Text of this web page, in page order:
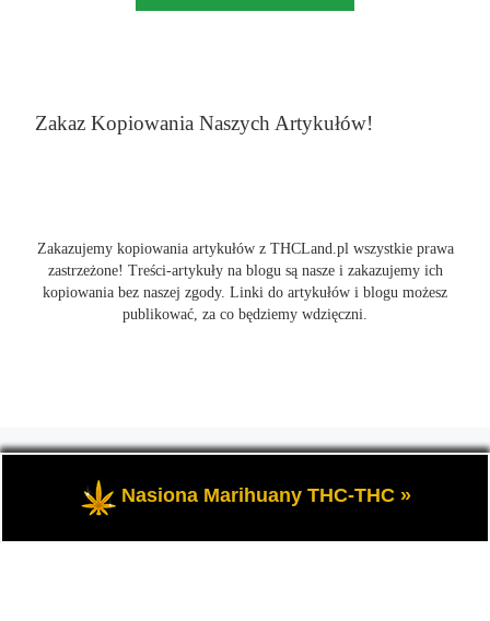
Zakaz Kopiowania Naszych Artykułów!
Zakazujemy kopiowania artykułów z THCLand.pl wszystkie prawa
zastrzeżone! Treści-artykuły na blogu są nasze i zakazujemy ich
kopiowania bez naszej zgody. Linki do artykułów i blogu możesz
publikować, za co będziemy wdzięczni.
informacje na temat marihuany, konopi i cannabis oraz THC a
także CBD.
Nasiona Marihuany THC-THC »